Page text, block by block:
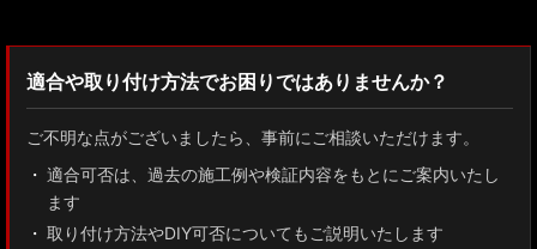
適合や取り付け方法でお困りではありませんか？
ご不明な点がございましたら、事前にご相談いただけます。
適合可否は、過去の施工例や検証内容をもとにご案内いたし
ます
取り付け方法やDIY可否についてもご説明いたします